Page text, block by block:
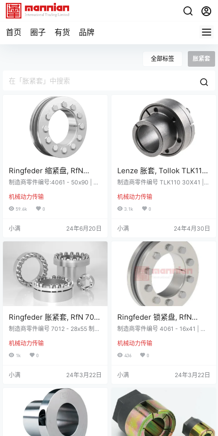
首页 圈子 有货 品牌
全部标签 胀紧套
Ringfeder 缩紧盘, RfN
4061系列, 38mm轴直径,
制造商零件编号:4061 - 50x90 | 制
– 此系列最受欢迎，适用于大多数应
用。这种新型收缩盘由高合金锻造
从 14 毫米到 195 毫米。 技术参数
长度31.5mm额定扭矩1650 Nm, 19
00…
机械动力传输
59.6k 0
小满 24年6月20日
Lenze 胀套, Tollok TLK110
系列, 30mm轴直径, 510Nm,
30X41
制造商零件编号 TLK110 30X41 |
LK 110 锁定衬套 Tollok 制造商高度
加工轴锁定设备用于发电、加工工
消除轴弯曲与振动。这些工业标准
向和轴向调整。 设计用于在无频繁
拆卸的情况下，经济安装齿轮、滑
轮、凸轮、链轮等。 特点和优势 •
免维护•…
机械动力传输
3.1k 0
小满 24年4月30日
Ringfeder 胀紧套, RfN 7012
系列
制造商零件编号 7012 - 28x55 制造
计和功能上与传统的 7012 设备相
同，由不锈钢制成，适用于需要防
锈安装的应用。由于不锈钢的性
设计 - 特别适用于空间有限的应
偿小的公差偏差并补偿小的安装误
差。 较大的可传递力和力矩 – 多个
RfN 7012 不锈钢…
机械动力传输
1k 0
小满 24年3月22日
Ringfeder 锁紧盘, RfN
4061系列, 12mm轴直径,
制造商零件编号 4061 - 16x41 | 制
– 该系列是最受欢迎的，用于大多数
应用。这种新设计的收缩盘由高合
金锻造环制成，几乎坚不可摧。这
径为 14 毫米至 195 毫米。 RINGFE
力环和不锈钢高强度特殊螺钉组
成，具有最佳的应力分布，是理想
的材料，同时具有抗外部影响…
机械动力传输
436 0
小满 24年3月22日